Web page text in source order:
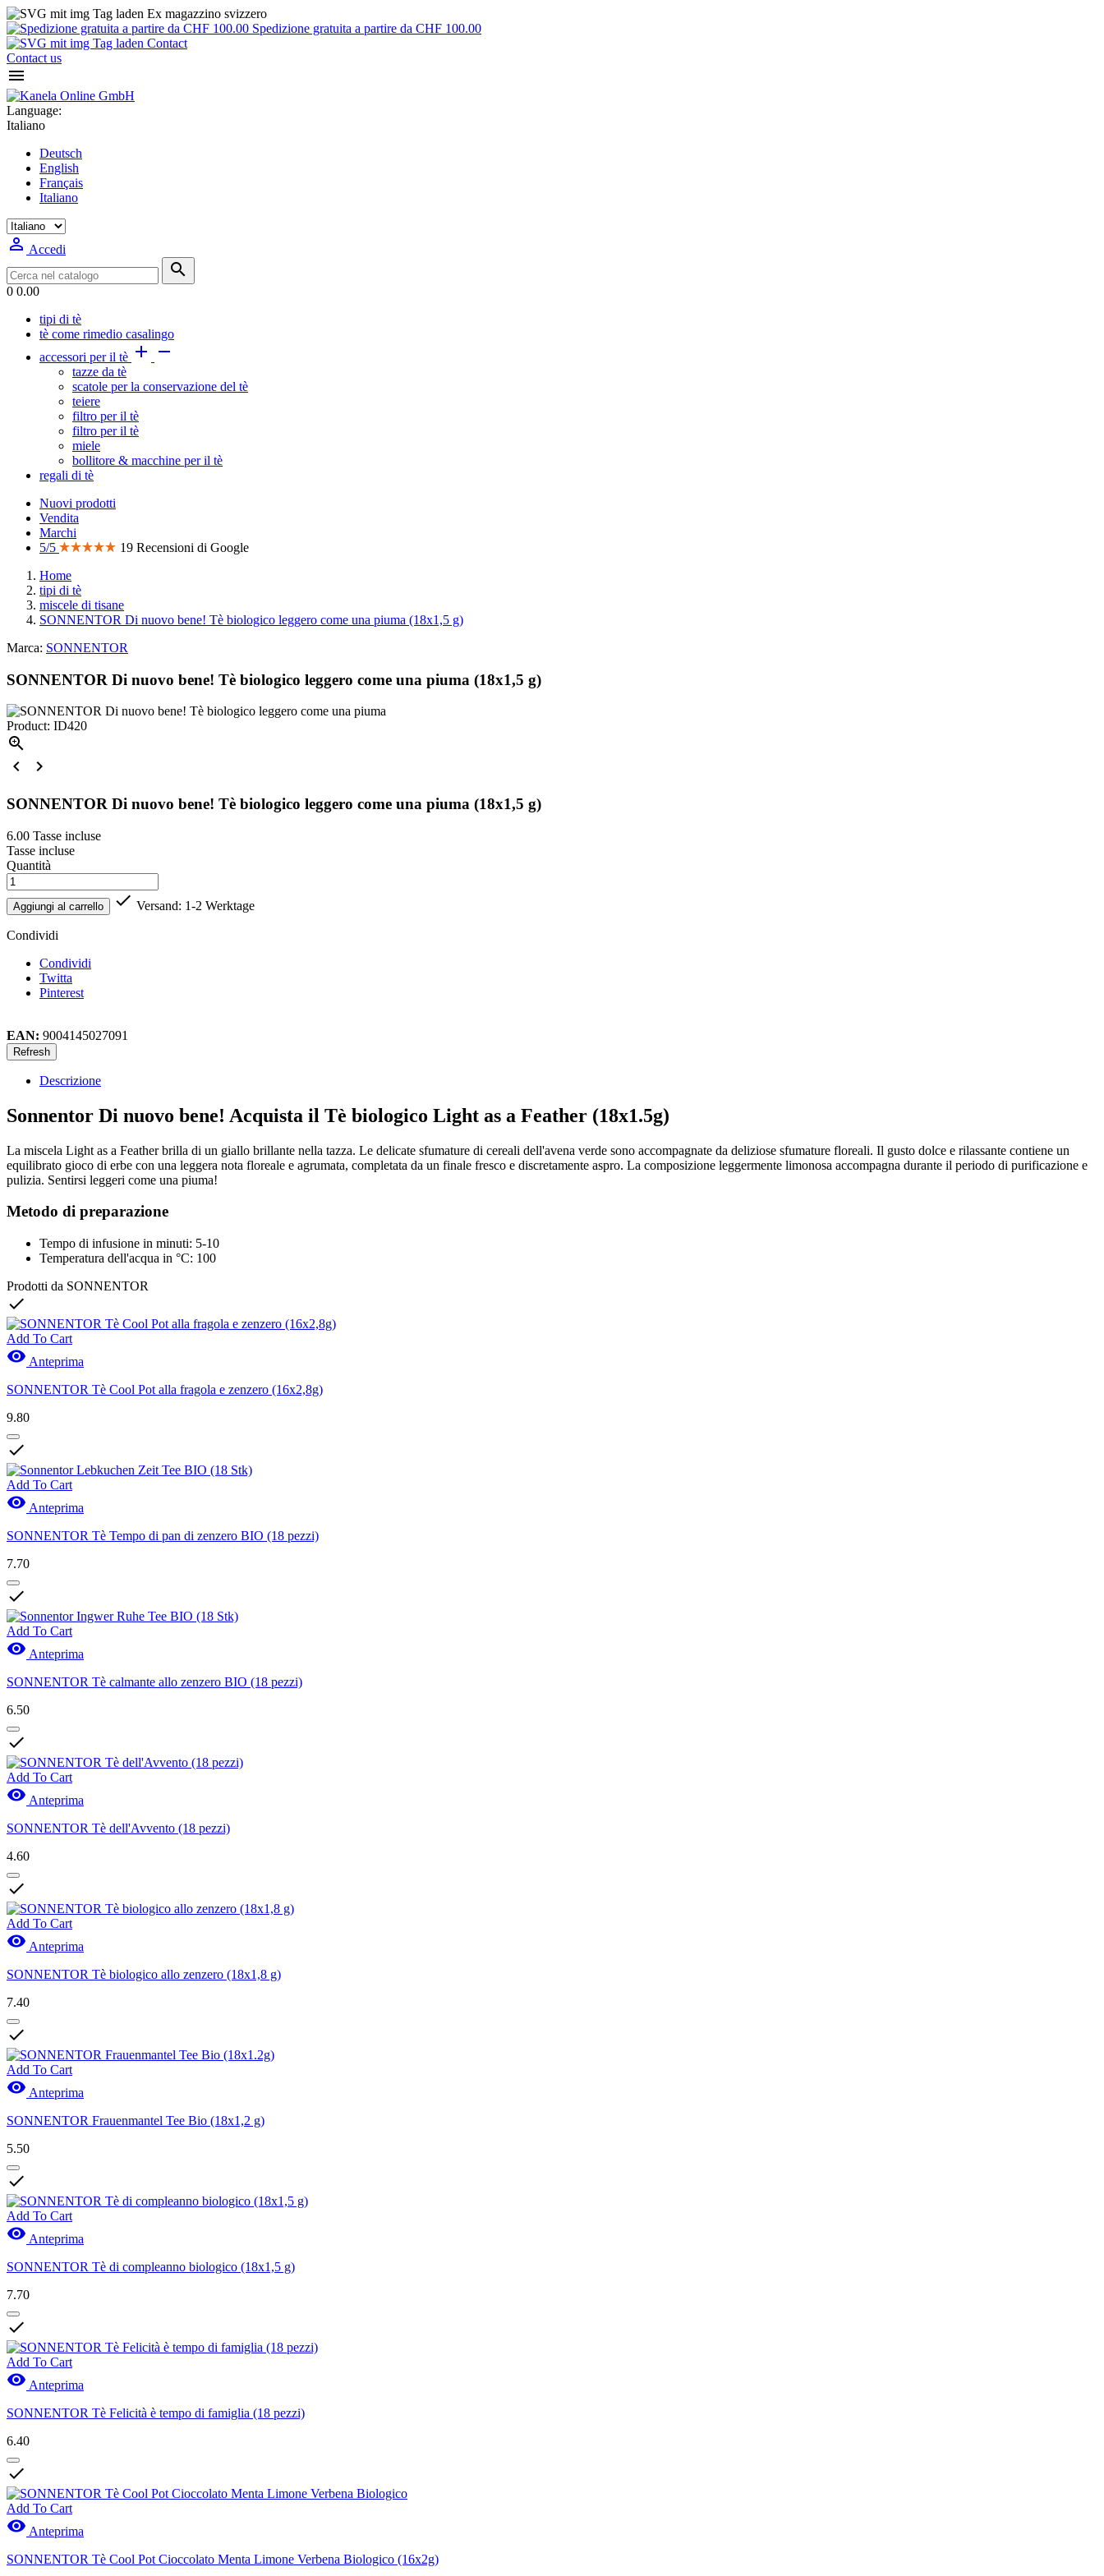
Ex magazzino svizzero
Spedizione gratuita a partire da CHF 100.00
Contact
Contact us

Language:
Italiano
Deutsch
English
Français
Italiano
 Accedi

0 0.00
tipi di tè
tè come rimedio casalingo
accessori per il tè  
tazze da tè
scatole per la conservazione del tè
teiere
filtro per il tè
filtro per il tè
miele
bollitore & macchine per il tè
regali di tè
Nuovi prodotti
Vendita
Marchi
5/5
19 Recensioni di Google
Home
tipi di tè
miscele di tisane
SONNENTOR Di nuovo bene! Tè biologico leggero come una piuma (18x1,5 g)
Marca: SONNENTOR
SONNENTOR Di nuovo bene! Tè biologico leggero come una piuma (18x1,5 g)
Product: ID420



SONNENTOR Di nuovo bene! Tè biologico leggero come una piuma (18x1,5 g)
6.00 Tasse incluse
Tasse incluse
Quantità
Aggiungi al carrello  Versand: 1-2 Werktage
Condividi
Condividi
Twitta
Pinterest
EAN: 9004145027091
Descrizione
Sonnentor Di nuovo bene! Acquista il Tè biologico Light as a Feather (18x1.5g)
La miscela Light as a Feather brilla di un giallo brillante nella tazza. Le delicate sfumature di cereali dell'avena verde sono accompagnate da deliziose sfumature floreali. Il gusto dolce e rilassante contiene un
equilibrato gioco di erbe con una leggera nota floreale e agrumata, completata da un finale fresco e discretamente aspro. La composizione leggermente limonosa accompagna durante il periodo di purificazione e
pulizia. Sentirsi leggeri come una piuma!
Metodo di preparazione
Tempo di infusione in minuti: 5-10
Temperatura dell'acqua in °C: 100
Prodotti da SONNENTOR

Add To Cart
 Anteprima
SONNENTOR Tè Cool Pot alla fragola e zenzero (16x2,8g)
9.80

Add To Cart
 Anteprima
SONNENTOR Tè Tempo di pan di zenzero BIO (18 pezzi)
7.70

Add To Cart
 Anteprima
SONNENTOR Tè calmante allo zenzero BIO (18 pezzi)
6.50

Add To Cart
 Anteprima
SONNENTOR Tè dell'Avvento (18 pezzi)
4.60

Add To Cart
 Anteprima
SONNENTOR Tè biologico allo zenzero (18x1,8 g)
7.40

Add To Cart
 Anteprima
SONNENTOR Frauenmantel Tee Bio (18x1,2 g)
5.50

Add To Cart
 Anteprima
SONNENTOR Tè di compleanno biologico (18x1,5 g)
7.70

Add To Cart
 Anteprima
SONNENTOR Tè Felicità è tempo di famiglia (18 pezzi)
6.40

Add To Cart
 Anteprima
SONNENTOR Tè Cool Pot Cioccolato Menta Limone Verbena Biologico (16x2g)